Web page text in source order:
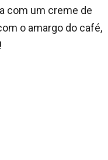
com um creme de
o amargo do café,